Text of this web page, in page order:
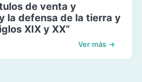
de venta y
la defensa de la tierra y
XIX y XX”
Ver más →